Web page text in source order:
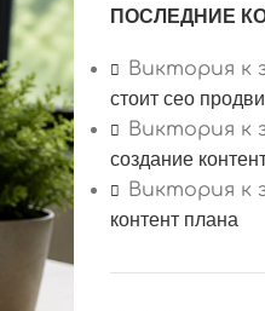
ПОСЛЕДНИЕ
Виктория к
стоит сео
Виктория к
создание
Виктория к
контент плана